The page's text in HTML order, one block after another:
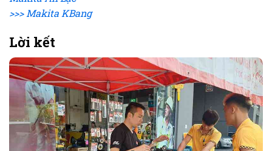
>>> Makita KBang
Lời kết